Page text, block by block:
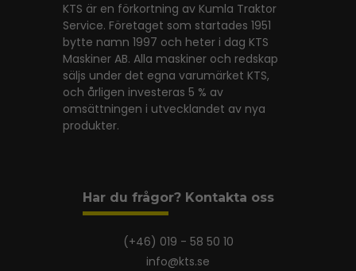
KTS är en förkortning av Kumla Traktor
Service. Företaget som startades 1951
bytte namn 1997 och heter i dag KTS
Maskiner AB. Alla maskiner och redskap
säljs under det egna varumärket KTS,
och årligen investeras 5 % av
omsättningen i utvecklandet av nya
produkter.
Har du frågor? Kontakta oss
(+46) 019 - 58 50 10
info@kts.se